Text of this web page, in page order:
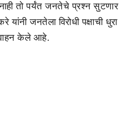
नाही तो पर्यंत जनतेचे प्रश्न सुटणार
जनतेला विरोधी पक्षाची धुरा
केले आहे.